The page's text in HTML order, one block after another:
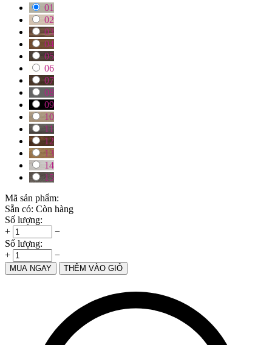
01
02
03
04
05
06
07
08
09
10
11
12
13
14
15
Mã sản phẩm:
Sẵn có: Còn hàng
Số lượng:
+
−
Số lượng:
+
−
MUA NGAY THÊM VÀO GIỎ